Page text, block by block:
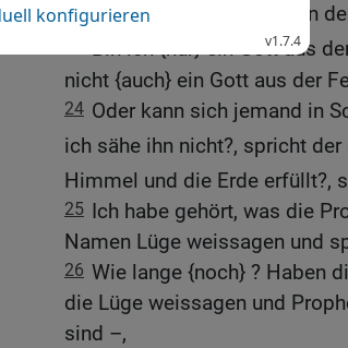
seinem bösen Weg und von
Bin ich {nur} ein Gott aus
nicht {auch} ein Gott aus der
24 Oder kann sich jemand in
ich sähe ihn nicht?, spricht der
Himmel und die Erde erfüllt?,
25 Ich habe gehört, was die
Namen Lüge weissagen und
26 Wie lange {noch} ? Haben
die Lüge weissagen und
sind –,